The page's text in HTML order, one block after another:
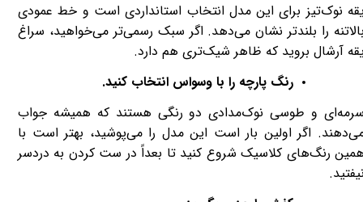
نوک‌تیز برای این مدل انتخاب استانداردی است و خط عمودی
را بلندتر نشان می‌دهد. اگر سبک رسمی‌تر می‌خواهید، سراغ
آرشال بروید که ظاهر شیک‌تری هم دارد.
رنگ پارچه را با وسواس انتخاب کنید.
و طوسی نوک‌مدادی دو رنگی هستند که همیشه جواب
اگر اولین بار است این مدل را می‌پوشید، بهتر است با
رنگ‌های کلاسیک شروع کنید تا بعداً در ست کردن به دردسر